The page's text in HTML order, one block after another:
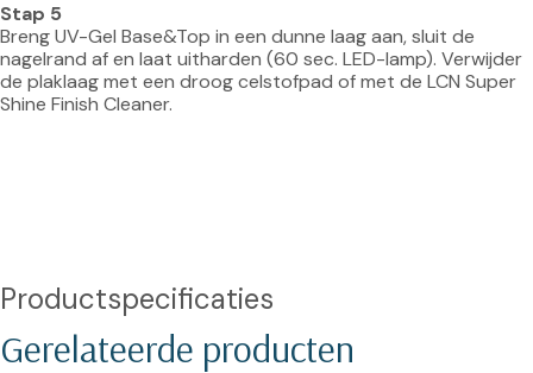
Stap 5
Breng UV-Gel Base&Top in een dunne laag aan, sluit de
nagelrand af en laat uitharden (60 sec. LED-lamp). Verwijder
de plaklaag met een droog celstofpad of met de LCN Super
Shine Finish Cleaner.
Productspecificaties
Gerelateerde producten